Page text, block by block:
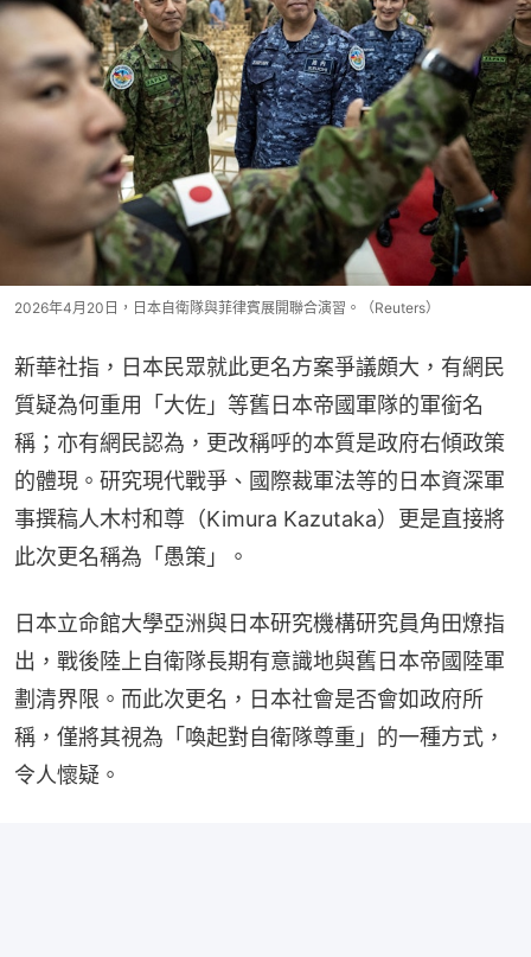
2026年4月20日，日本自衛隊與菲律賓展開聯合演習。（Reuters）
新華社指，日本民眾就此更名方案爭議頗大，有網民
質疑為何重用「大佐」等舊日本帝國軍隊的軍銜名
稱；亦有網民認為，更改稱呼的本質是政府右傾政策
的體現。研究現代戰爭、國際裁軍法等的日本資深軍
事撰稿人木村和尊（Kimura Kazutaka）更是直接將
此次更名稱為「愚策」。
日本立命館大學亞洲與日本研究機構研究員角田燎指
出，戰後陸上自衛隊長期有意識地與舊日本帝國陸軍
劃清界限。而此次更名，日本社會是否會如政府所
稱，僅將其視為「喚起對自衛隊尊重」的一種方式，
令人懷疑。